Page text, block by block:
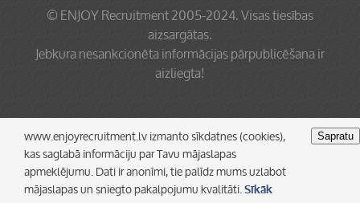
©ENJOY Recruitment2005-2024. Visas tiesības
aizsargātas.
Jebkura nesankcionēta informācijas pārpublicēšana ir
aizliegta!
Sapratu
www.enjoyrecruitment.lv izmanto sīkdatnes (cookies),
kas saglabā informāciju par Tavu mājaslapas
apmeklējumu. Dati ir anonīmi, tie palīdz mums uzlabot
mājaslapas un sniegto pakalpojumu kvalitāti.Sīkāk